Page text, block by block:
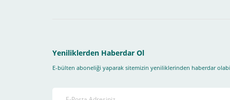
Yeniliklerden Haberdar Ol
E-bülten aboneliği yaparak sitemizin yeniliklerinden haberdar